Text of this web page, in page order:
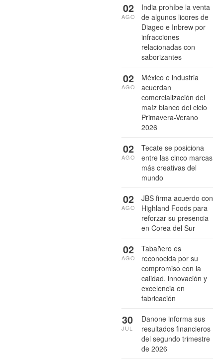
India prohíbe la venta
de algunos licores de
Diageo e Inbrew por
infracciones
relacionadas con
saborizantes
02
AGO
México e industria
acuerdan
comercialización del
maíz blanco del ciclo
Primavera-Verano
2026
02
AGO
Tecate se posiciona
entre las cinco marcas
más creativas del
mundo
02
AGO
JBS firma acuerdo con
Highland Foods para
reforzar su presencia
en Corea del Sur
02
AGO
Tabañero es
reconocida por su
compromiso con la
calidad, innovación y
excelencia en
fabricación
02
AGO
Danone informa sus
resultados financieros
del segundo trimestre
de 2026
30
JUL